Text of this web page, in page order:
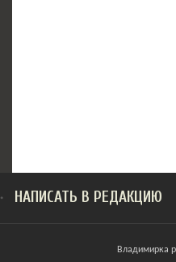
НАПИСАТЬ В РЕДАКЦИЮ
Владимирка